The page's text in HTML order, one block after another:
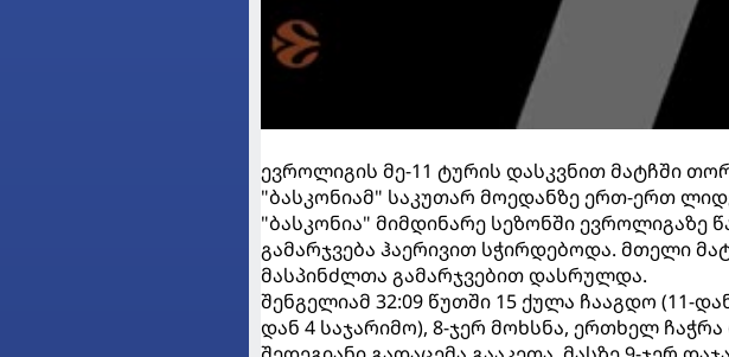
ევროლიგის მე-11 ტურის დასკვნით მატჩში
"ბასკონიამ" საკუთარ მოედანზე ერთ-ერთ
"ბასკონია" მიმდინარე სეზონში ევროლიგაზე
გამარჯვება ჰაერივით სჭირდებოდა. მთელი
მასპინძლთა გამარჯვებით დასრულდა.
შენგელიამ 32:09 წუთში 15 ქულა ჩააგდო (11-
დან 4 საჯარიმო), 8-ჯერ მოხსნა, ერთხელ